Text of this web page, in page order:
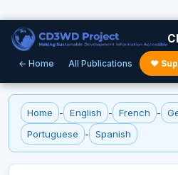
← Home All Publications ♥
Home - English - French -
Portuguese
- Spanish